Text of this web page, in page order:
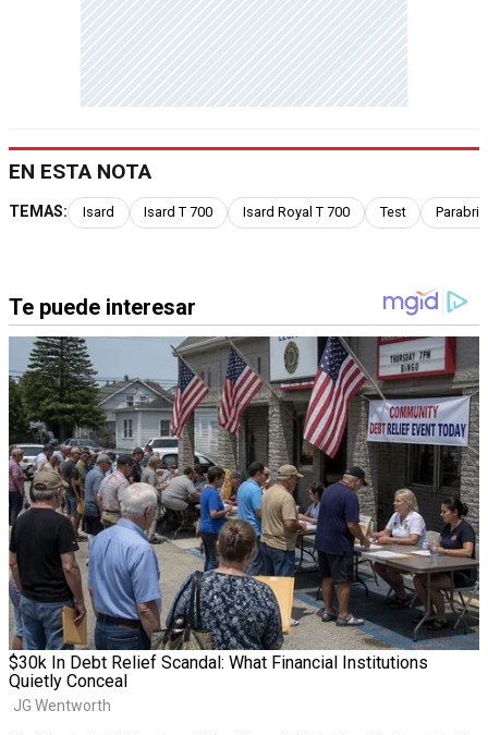
EN ESTA NOTA
TEMAS: Isard Isard T 700 Isard Royal T 700 Test